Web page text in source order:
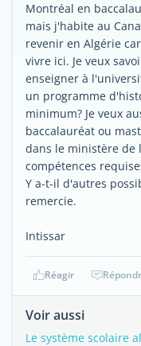
Montréal en
mais j'habite au
revenir en Algérie
vivre ici. Je veux
enseigner à
un programme
minimum? Je veux
baccalauréat ou
dans le ministère de
compétences
Y a-t-il d'autres
remercie.
Intissar
Réagir
Voir aussi
Le système scolaire